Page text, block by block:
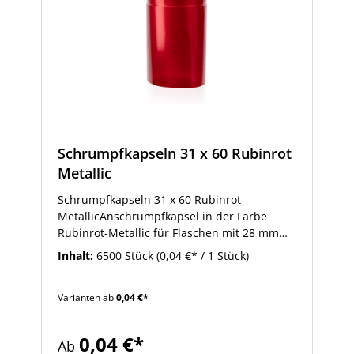
Schrumpfkapseln 31 x 60 Rubinrot
Metallic
Schrumpfkapseln 31 x 60 Rubinrot
MetallicAnschrumpfkapsel in der Farbe
Rubinrot-Metallic für Flaschen mit 28 mm
MCA-Schraubmündung oder 19-19,5 mm
Korkmündung. Die Anschrumpfkapseln
(mm Höhe). dieser Größe sind passend für
Anschrumpfkapseln an: Die Schrumpfkapsel
Inhalt: 6500 Stück (0,04 €* / 1 Stück)
Varianten ab0,04 €*
Ab 0,04 €*